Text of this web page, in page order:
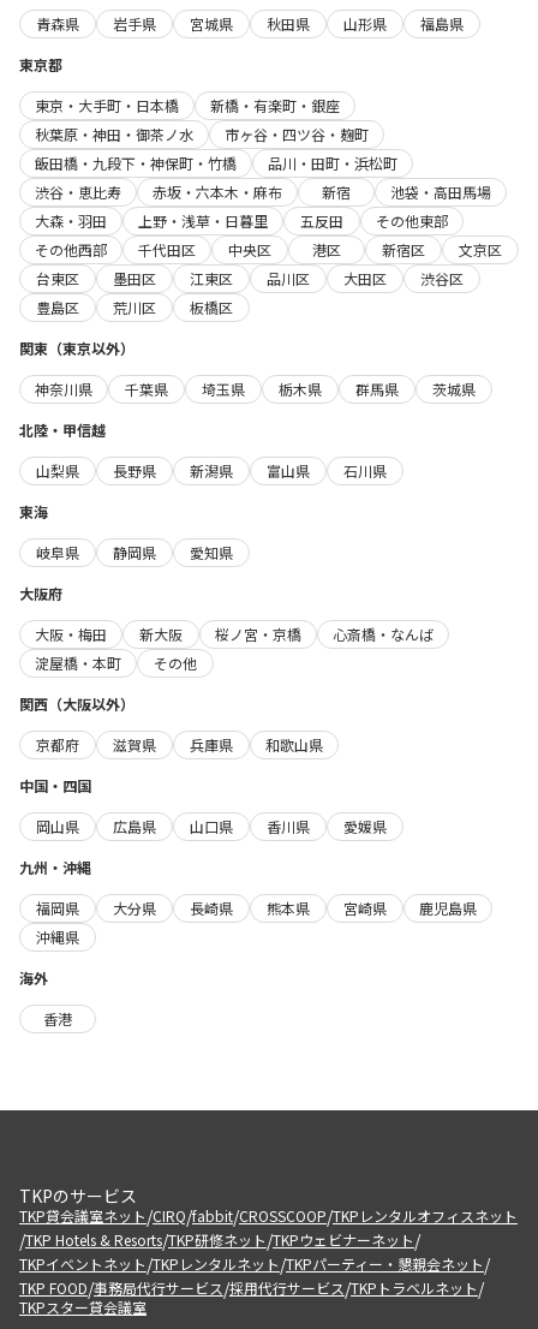
青森県
岩手県 宮城県 秋田県 山形県
福島県
東京都
東京・大手町・日本橋
新橋・有楽町・銀座
秋葉原・神田・御茶ノ水
市ヶ谷・四ツ谷・麹町
飯田橋・九段下・神保町・竹橋
品川・田町・浜松町
渋谷・恵比寿
赤坂・六本木・麻布 新宿
池袋・高田馬場
大森・羽田
上野・浅草・日暮里 五反田
その他東部
その他西部
千代田区 中央区 港区 新宿区
文京区
台東区
墨田区 江東区 品川区 大田区
渋谷区
豊島区
荒川区
板橋区
関東（東京以外）
神奈川県
千葉県 埼玉県 栃木県 群馬県
茨城県
北陸・甲信越
山梨県
長野県 新潟県 富山県
石川県
東海
岐阜県
静岡県
愛知県
大阪府
大阪・梅田
新大阪 桜ノ宮・京橋
心斎橋・なんば
淀屋橋・本町
その他
関西（大阪以外）
京都府
滋賀県 兵庫県
和歌山県
中国・四国
岡山県
広島県 山口県 香川県
愛媛県
九州・沖縄
福岡県
大分県 長崎県 熊本県 宮崎県
鹿児島県
沖縄県
海外
香港
TKPのサービス
TKP貸会議室ネット/CIRQ/fabbit/CROSSCOOP/TKPレンタルオフィスネット
/TKP Hotels & Resorts/TKP研修ネット/TKPウェビナーネット/
TKPイベントネット/TKPレンタルネット/TKPパーティー・懇親会ネット/
TKP FOOD/事務局代行サービス/採用代行サービス/TKPトラベルネット/
TKPスター貸会議室